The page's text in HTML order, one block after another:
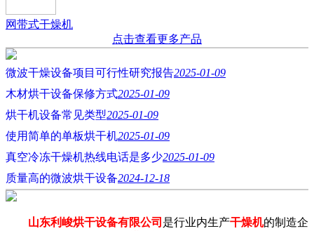
网带式干燥机
点击查看更多产品
微波干燥设备项目可行性研究报告2025-01-09
木材烘干设备保修方式2025-01-09
烘干机设备常见类型2025-01-09
使用简单的单板烘干机2025-01-09
真空冷冻干燥机热线电话是多少2025-01-09
质量高的微波烘干设备2024-12-18
山东利峻烘干设备有限公司 是行业内生产干燥机的制造企